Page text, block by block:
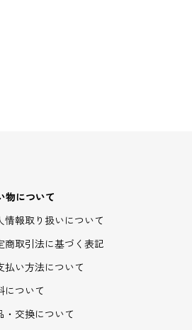
物について
情報取り扱いについて
商取引法に基づく表記
払い方法について
について
・交換について